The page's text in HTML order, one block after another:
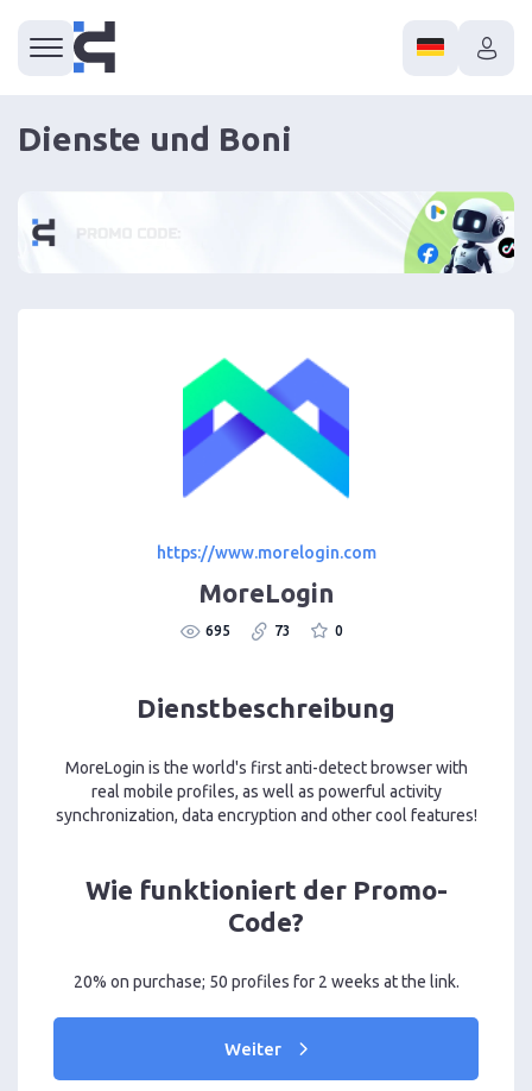
Dienste und Boni
https://www.morelogin.com
MoreLogin
695 73 0
Dienstbeschreibung
MoreLogin is the world's first anti-detect browser with
real mobile profiles, as well as powerful activity
synchronization, data encryption and other cool features!
Wie funktioniert der Promo-
Code?
20% on purchase; 50 profiles for 2 weeks at the link.
Weiter